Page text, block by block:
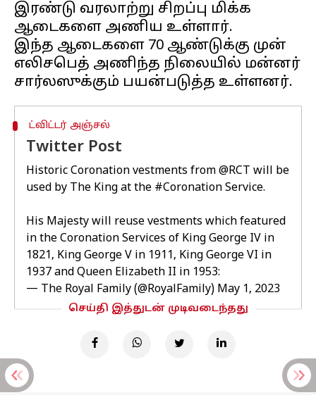
இரண்டு வரலாற்று சிறப்பு மிக்க
ஆடைகளை அணிய உள்ளார்.
இந்த ஆடைகளை 70 ஆண்டுக்கு முன்
எலிசபெத் அணிந்த நிலையில் மன்னர்
ட்விட்டர் அஞ்சல்
Twitter Post
Historic Coronation vestments from @RCT will be
used by The King at the #Coronation Service.
His Majesty will reuse vestments which featured
in the Coronation Services of King George IV in
1821, King George V in 1911, King George VI in
1937 and Queen Elizabeth II in 1953:
— The Royal Family (@RoyalFamily) May 1, 2023
செய்தி இத்துடன் முடிவடைந்தது